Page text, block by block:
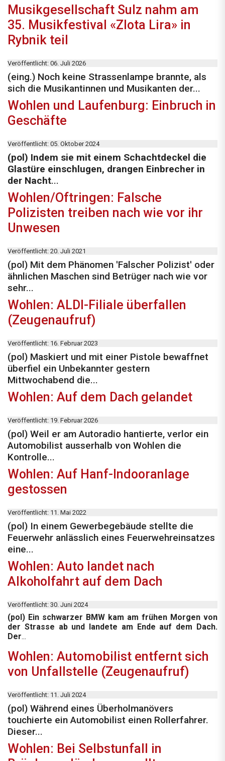
Musikgesellschaft Sulz nahm am
35. Musikfestival «Zlota Lira» in
Rybnik teil
Veröffentlicht: 06. Juli 2026
(eing.) Noch keine Strassenlampe brannte, als
sich die Musikantinnen und Musikanten der...
Wohlen und Laufenburg: Einbruch in
Geschäfte
Veröffentlicht: 05. Oktober 2024
(pol) Indem sie mit einem Schachtdeckel die
Glastüre einschlugen, drangen Einbrecher in
der Nacht...
Wohlen/Oftringen: Falsche
Polizisten treiben nach wie vor ihr
Unwesen
Veröffentlicht: 20. Juli 2021
(pol) Mit dem Phänomen 'Falscher Polizist' oder
ähnlichen Maschen sind Betrüger nach wie vor
sehr...
Wohlen: ALDI-Filiale überfallen
(Zeugenaufruf)
Veröffentlicht: 16. Februar 2023
(pol) Maskiert und mit einer Pistole bewaffnet
überfiel ein Unbekannter gestern
Mittwochabend die...
Wohlen: Auf dem Dach gelandet
Veröffentlicht: 19. Februar 2026
(pol) Weil er am Autoradio hantierte, verlor ein
Automobilist ausserhalb von Wohlen die
Kontrolle...
Wohlen: Auf Hanf-Indooranlage
gestossen
Veröffentlicht: 11. Mai 2022
(pol) In einem Gewerbegebäude stellte die
Feuerwehr anlässlich eines Feuerwehreinsatzes
eine...
Wohlen: Auto landet nach
Alkoholfahrt auf dem Dach
Veröffentlicht: 30. Juni 2024
(pol) Ein schwarzer BMW kam am frühen Morgen von
der Strasse ab und landete am Ende auf dem Dach.
Der...
Wohlen: Automobilist entfernt sich
von Unfallstelle (Zeugenaufruf)
Veröffentlicht: 11. Juli 2024
(pol) Während eines Überholmanövers
touchierte ein Automobilist einen Rollerfahrer.
Dieser...
Wohlen: Bei Selbstunfall in